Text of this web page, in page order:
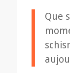
Que